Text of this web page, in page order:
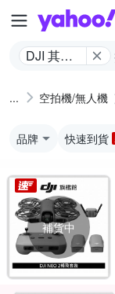
DJI 其他
空拍機/無人機
品牌 快速到貨
補貨中